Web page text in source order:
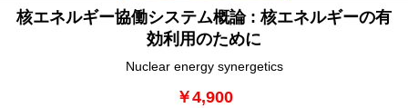
核エネルギー協働システム概論 : 核エネルギーの有
効利用のために
Nuclear energy synergetics
￥4,900